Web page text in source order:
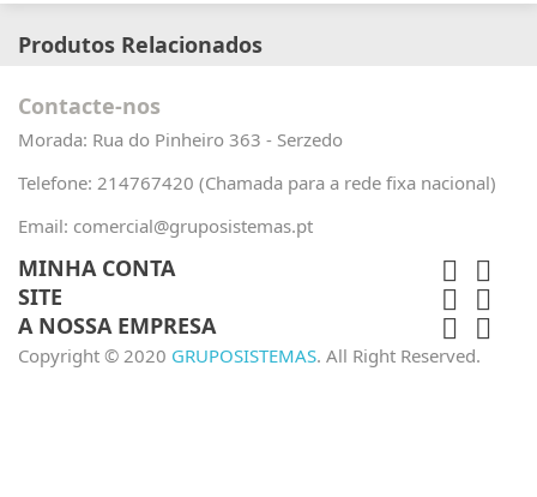
Produtos Relacionados
Contacte-nos
Morada: Rua do Pinheiro 363 - Serzedo
Telefone: 214767420 (Chamada para a rede fixa nacional)
Email: comercial@gruposistemas.pt
MINHA CONTA  
SITE  
A NOSSA EMPRESA  
Copyright © 2020 GRUPOSISTEMAS. All Right Reserved.